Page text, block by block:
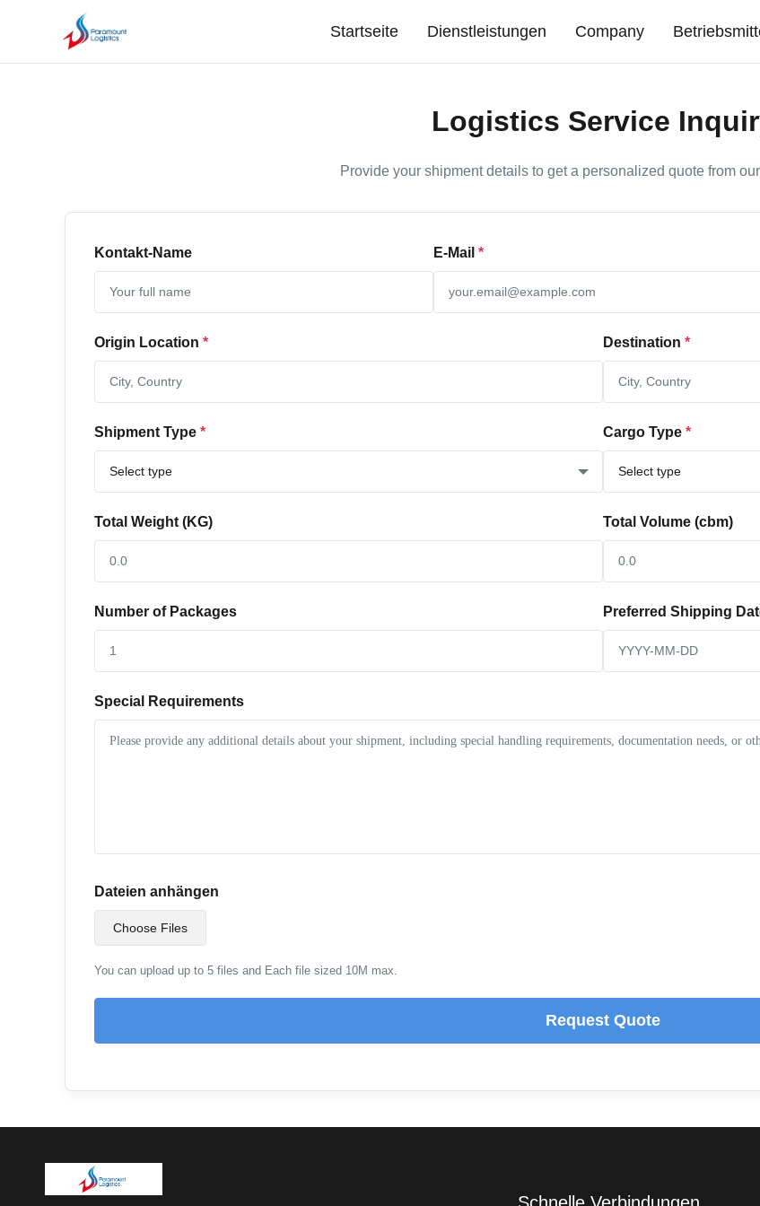
Startseite Dienstleistungen Company
Logistics Service
Provide your shipment details to get a personalized quote from
Kontakt-Name E-Mail *
Origin Location * Destination *
Shipment Type * Cargo Type *
Total Weight (KG) Total Volume (cbm)
Number of Packages Preferred Shipping
Special Requirements
Dateien anhängen
Choose Files
You can upload up to 5 files and Each file sized 10M max.
Request Quote